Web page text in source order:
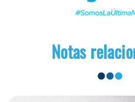
Notas